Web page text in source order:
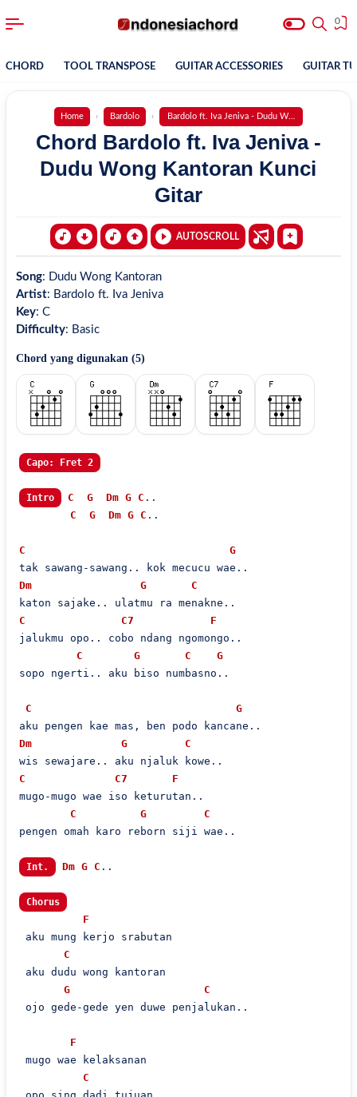
0
CHORD TOOL TRANSPOSE GUITAR ACCESSORIES GUITAR
Home Bardolo Bardolo ft. Iva Jeniva - Dudu Wong Kantoran
Chord Bardolo ft. Iva Jeniva -
Dudu Wong Kantoran Kunci
Gitar
AUTOSCROLL
Song: Dudu Wong Kantoran
Artist: Bardolo ft. Iva Jeniva
Key: C
Difficulty: Basic
Chord yang digunakan (5)
Capo: Fret 2
Intro C G Dm G C ..
C
G Dm G C ..
C
G
Dm
G
C
C
C7
F
jalukmu opo.. cobo ndang ngomongo..
C
G C
G
sopo ngerti.. aku biso numbasno..
C
G
Dm
G
C
C
C7
F
mugo-mugo wae iso keturutan..
C
G
C
pengen omah karo reborn siji wae..
Int. Dm G C ..
Chorus
F
aku mung kerjo srabutan
C
aku dudu wong kantoran
G
C
ojo gede-gede yen duwe penjalukan..
F
mugo wae kelaksanan
C